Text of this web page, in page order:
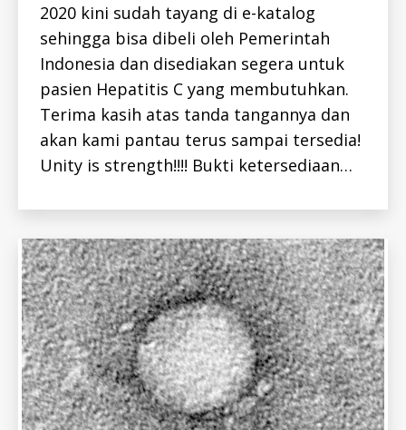
N
E
W
S
-
I
D
2020 kini sudah tayang di e-katalog
sehingga bisa dibeli oleh Pemerintah
Indonesia dan disediakan segera untuk
pasien Hepatitis C yang membutuhkan.
Terima kasih atas tanda tangannya dan
akan kami pantau terus sampai tersedia!
Unity is strength!!!! Bukti ketersediaan…